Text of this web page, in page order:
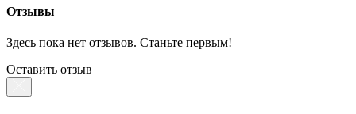
Отзывы
Здесь пока нет отзывов. Станьте первым!
Оставить отзыв